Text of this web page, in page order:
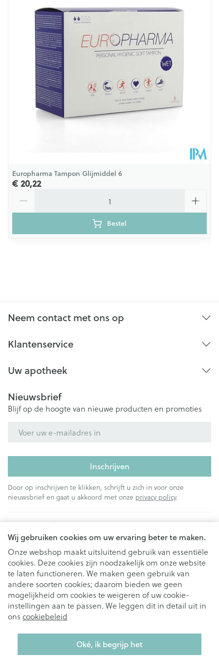
Wij gebruiken cookies om uw ervaring beter te maken.
Onze webshop maakt uitsluitend gebruik van essentiële
cookies. Deze cookies zijn noodzakelijk om onze website
te laten functioneren. We maken geen gebruik van
andere soorten cookies; daarom bieden we geen
mogelijkheid om cookies te weigeren of uw cookie-
instellingen aan te passen. We leggen dit in detail uit in
ons cookiebeleid
Oké, ik begrijp het
Diepte 55 mm
Behoud Kamertemperatuur (15°C - 25°C)
Europharma Tampon Glijmiddel 6
€ 20,22
Bestel
Neem contact met ons op
Klantenservice
Uw apotheek
Nieuwsbrief
Blijf op de hoogte van nieuwe producten en promoties
Inschrijven
Door op inschrijven te klikken, schrijft u zich in voor onze
nieuwsbrief en gaat u akkoord met onze privacy policy.
Juridische links